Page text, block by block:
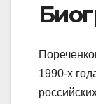
1990-х